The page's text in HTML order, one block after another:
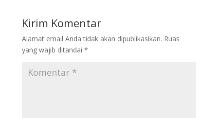
Kirim Komentar
Alamat email Anda tidak akan dipublikasikan. Ruas
yang wajib ditandai *